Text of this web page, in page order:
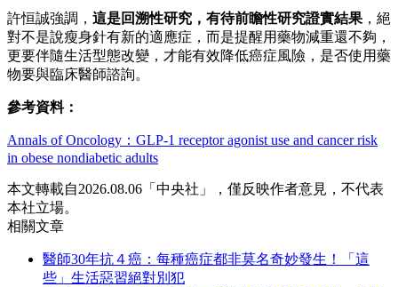
許恒誠強調， 這是回溯性研究，有待前瞻性研究證實結果 ，絕
對不是說瘦身針有新的適應症，而是提醒用藥物減重還不夠，
更要伴隨生活型態改變，才能有效降低癌症風險，是否使用藥
物要與臨床醫師諮詢。
參考資料：
Annals of Oncology：GLP-1 receptor agonist use and cancer risk
in obese nondiabetic adults
本文轉載自2026.08.06「中央社」，僅反映作者意見，不代表
本社立場。
相關文章
醫師30年抗４癌：每種癌症都非莫名奇妙發生！「這
些」生活惡習絕對別犯